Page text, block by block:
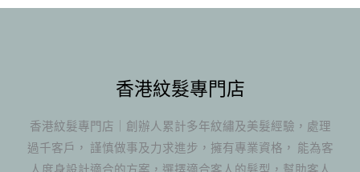
香港紋髮專門店
香港紋髮專門店｜創辦人累計多年紋繡及美髮經驗，處理
過千客戶， 謹慎做事及力求進步，擁有專業資格， 能為客